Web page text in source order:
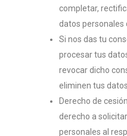
completar,
datos personales
Si nos das tu
procesar tus
revocar dicho
eliminen tus
Derecho de
derecho a
personales al